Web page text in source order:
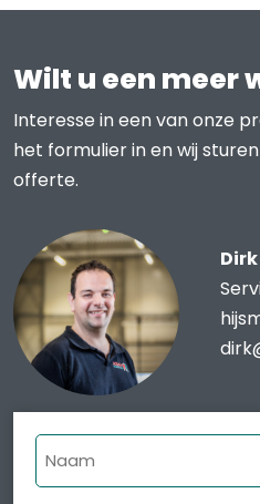
Wilt u een meer
Interesse in een van onze
het formulier in en wij
offerte.
Naam